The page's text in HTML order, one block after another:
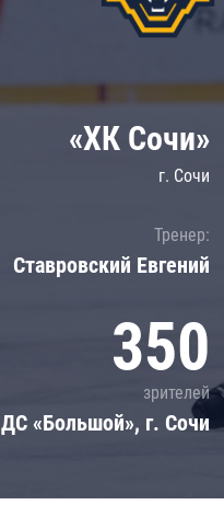
ЦСКА
«ХК Сочи»
г. Сочи
Тренер:
Ставровский Евгений
350
зрителей
ДС «Большой», г. Сочи